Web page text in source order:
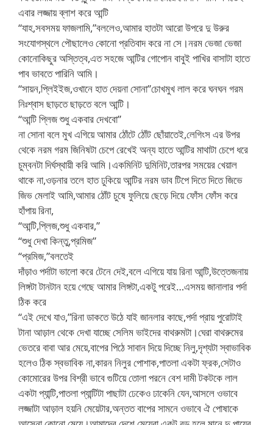
এবার লজ্জায় ব্লাশ করে আন্টি
“যাহ,সবসময় ফাজলামি,”বললেও,আমার হাতটা আরো উপরে দু উরুর
সংযোগস্থলে পৌছালেও কোনো প্রতিবাদ করে না সে।নরম ভেজা ভেজা
কোনোকিছুর অস্তিত্ব,এত সহজে আন্টির গোপোন বাবুই পাখির বাসাটা হাতে
পাব ভাবতে পারিনি আমি।
“সায়ন,প্লিইইজ,ওখানে হাত দেয়না সোনা”চোখমুখ লাল করে ঘনঘন গরম
নিঃশ্বাস ছাড়তে ছাড়তে বলে আন্টি।
“আন্টি প্লিজ শুধু একবার দেখবো”
না সোনা বলে মুখ এগিয়ে আমার ঠোঁটে ঠোঁট ছোঁয়াতেই,লেগিংস এর উপর
থেকে নরম গরম জিনিষটা চেপে রেখেই অন্য হাতে আন্টির মাথাটা চেপে ধরে
চুম্বনটা দির্ঘস্থায়ী করি আমি।একমিনিট দুমিনিট,তারপর সময়ের খেয়াল
থাকে না,ওড়নার তলে হাত ঢুকিয়ে আন্টির নরম ডাব টিপে দিতে দিতে জিভে
জিভ মেলাই আমি,আমার ঠোঁট চুষে ফুলিয়ে ছেড়ে দিয়ে ফোঁস ফোঁস করে
হাঁপায় রিনা,
“আন্টি,প্লিজ,শুধু একবার,”
“শুধু দেখা কিন্তু,প্রমিজ”
“প্রমিজ,”বলতেই
দাঁড়াও পর্দাটা ভালো করে টেনে দেই,বলে এগিয়ে যায় রিনা আন্টি,উত্তেজনায়
লিঙ্গটা টানটান হয়ে গেছে আমার লিঙ্গটা,একটু পরেই…এসময় জানালার পর্দা
ঠিক করে
“এই দেখে যাও,”রিনা ডাকতে উঠে যাই জানলার কাছে,পর্দা প্রায় পুরোটাই
টানা আড়াল থেকে দেখা যাচ্ছে সেলিম ভাইদের বাথরুমটা।ঘেরা বাথরুমের
ভেতরে বাবা আর মেয়ে,বাপের পিঠে সাবান দিয়ে দিচ্ছে নিলু,দৃশ্যটা স্বাভাবিক
হলেও ঠিক স্বভাবিক না,কারন নিলুর পোশাক,পাতলা একটা ফ্রক,সেটাও
কোমোরের উপর বিশ্রী ভাবে গুটিয়ে তোলা পরনে বেশ দামী টকটকে লাল
একটা প্যান্টি,পাতলা প্যান্টিটা পাছাটা ঢেকেও ঢাকেনি যেন,আসলে ওভাবে
লজ্জাটা আড়াল হয়নি মেয়েটার,অন্তত বাপের সামনে ওভাবে ঐ পোষাকে